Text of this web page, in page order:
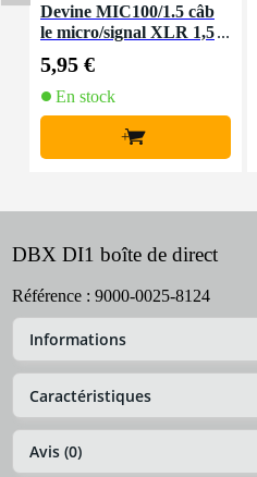
Devine MIC100/1.5 câb
le micro/signal XLR 1,5
5,95 €
En stock
+
DBX DI1 boîte de direct
Référence : 9000-0025-8124
Informations
Caractéristiques
Avis (0)